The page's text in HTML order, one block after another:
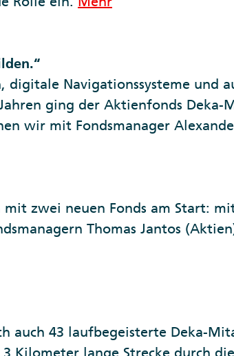
Navigationssysteme und
ging der Aktienfonds Deka-
wir mit Fondsmanager
zwei neuen Fonds am Start:
Thomas Jantos
auch 43 laufbegeisterte Deka-